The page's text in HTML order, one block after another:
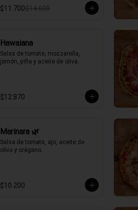
$11.700$14.600
Hawaiana
Salsa de tomate, mozzarella,
jamón, piña y aceite de oliva.
$12.870
Marinara 🌿
Salsa de tomate, ajo, aceite de
oliva y orégano.
$10.200